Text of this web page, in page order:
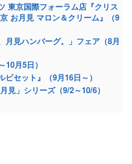
東京国際フォーラム店『クリス
お月見 マロン＆クリーム』（9
月見ハンバーグ。」フェア（8月
月5日）
セット』（9月16日～）
見」シリーズ（9/2～10/6）